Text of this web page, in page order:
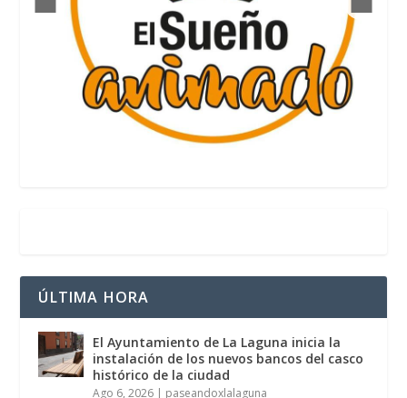
ÚLTIMA HORA
El Ayuntamiento de La Laguna inicia la
instalación de los nuevos bancos del casco
histórico de la ciudad
Ago 6, 2026 | paseandoxlalaguna